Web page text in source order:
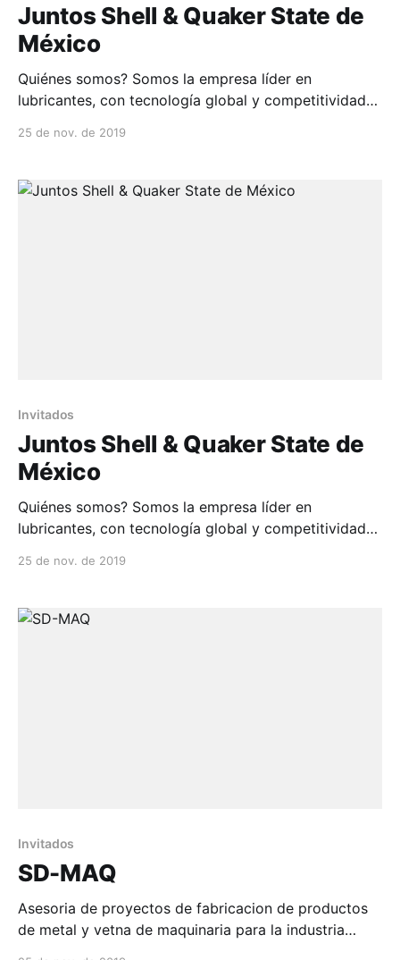
Juntos Shell & Quaker State de
México
Quiénes somos? Somos la empresa líder en
lubricantes, con tecnología global y competitividad
que ...
25 de nov. de 2019
Invitados
Juntos Shell & Quaker State de
México
Quiénes somos? Somos la empresa líder en
lubricantes, con tecnología global y competitividad
25 de nov. de 2019
Invitados
SD-MAQ
Asesoria de proyectos de fabricacion de productos
de metal y vetna de maquinaria para la industria